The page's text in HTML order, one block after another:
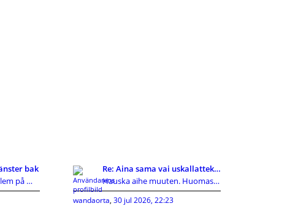
bak
Jag hade samma problem på min ceed 2010, vajern in
Re: Aina sama vai uskallatteko kokeilla uutta?
Hauska aihe muuten. Huomasin itse joskus tekeväni
wandaorta, 30 jul 2026, 22:23